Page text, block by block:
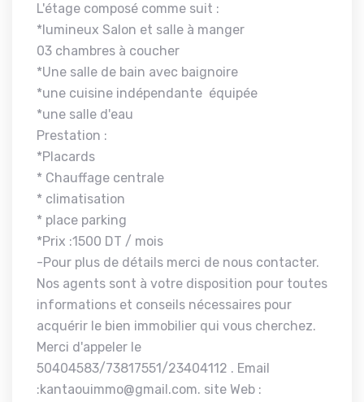
L'étage composé comme suit :
*lumineux Salon et salle à manger
03 chambres à coucher
*Une salle de bain avec baignoire
*une cuisine indépendante équipée
*une salle d'eau
Prestation :
*Placards
* Chauffage centrale
* climatisation
* place parking
*Prix :1500 DT / mois
-Pour plus de détails merci de nous contacter.
Nos agents sont à votre disposition pour toutes
informations et conseils nécessaires pour
acquérir le bien immobilier qui vous cherchez.
Merci d'appeler le
50404583/73817551/23404112 . Email
:kantaouimmo@gmail.com. site Web :